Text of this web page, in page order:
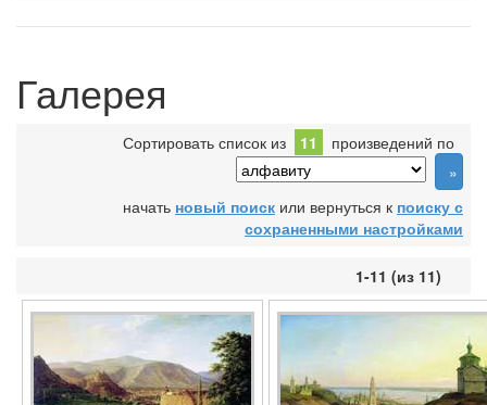
Галерея
Сортировать список из 11 произведений по
начать новый поиск или вернуться к поиску с
сохраненными настройками
1-11 (из 11)